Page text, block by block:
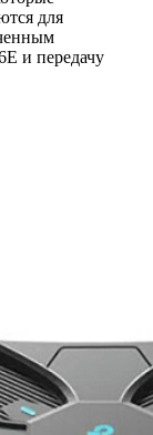
для
и передачу